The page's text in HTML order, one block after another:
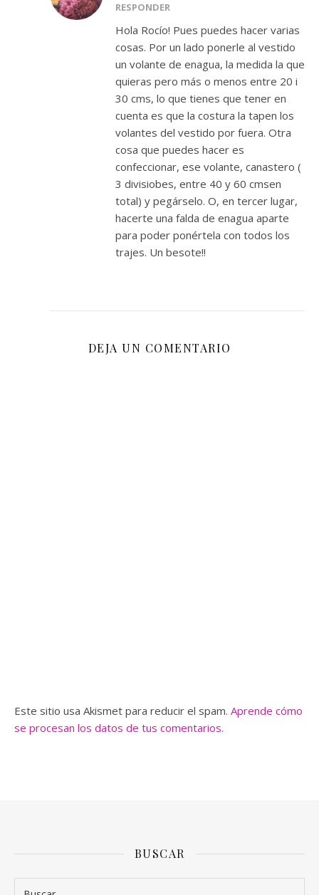
RESPONDER
Hola Rocío! Pues puedes hacer varias
cosas. Por un lado ponerle al vestido
un volante de enagua, la medida la que
quieras pero más o menos entre 20 i
30 cms, lo que tienes que tener en
cuenta es que la costura la tapen los
volantes del vestido por fuera. Otra
cosa que puedes hacer es
confeccionar, ese volante, canastero (
3 divisiobes, entre 40 y 60 cmsen
total) y pegárselo. O, en tercer lugar,
hacerte una falda de enagua aparte
para poder ponértela con todos los
trajes. Un besote!!
DEJA UN COMENTARIO
Este sitio usa Akismet para reducir el spam. Aprende cómo
se procesan los datos de tus comentarios.
BUSCAR